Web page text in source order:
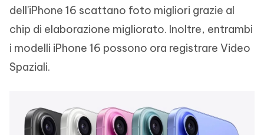
dell'iPhone 16 scattano foto migliori grazie al
chip di elaborazione migliorato. Inoltre, entrambi
i modelli iPhone 16 possono ora registrare Video
Spaziali.